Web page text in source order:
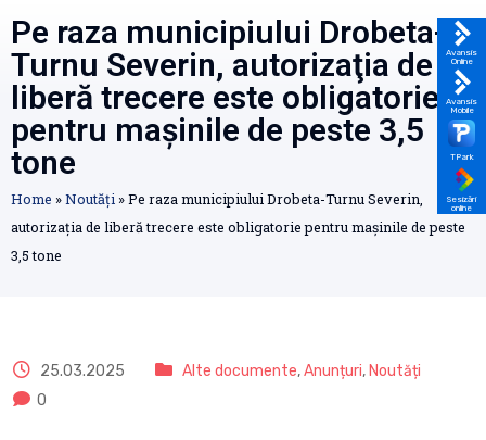
Pe raza municipiului Drobeta-
Turnu Severin, autorizaţia de
liberă trecere este obligatorie
pentru mașinile de peste 3,5
tone
Home »Noutăți »Pe raza municipiului Drobeta-Turnu Severin,
autorizaţia de liberă trecere este obligatorie pentru mașinile de peste
3,5 tone
25.03.2025 Alte documente,Anunțuri, Noutăți
0
Avansis
Online
Avansis
Mobile
TPark
Sesizări
online